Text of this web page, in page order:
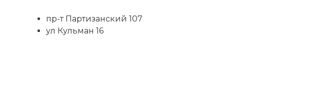
пр-т Партизанский 107
ул Кульман 16